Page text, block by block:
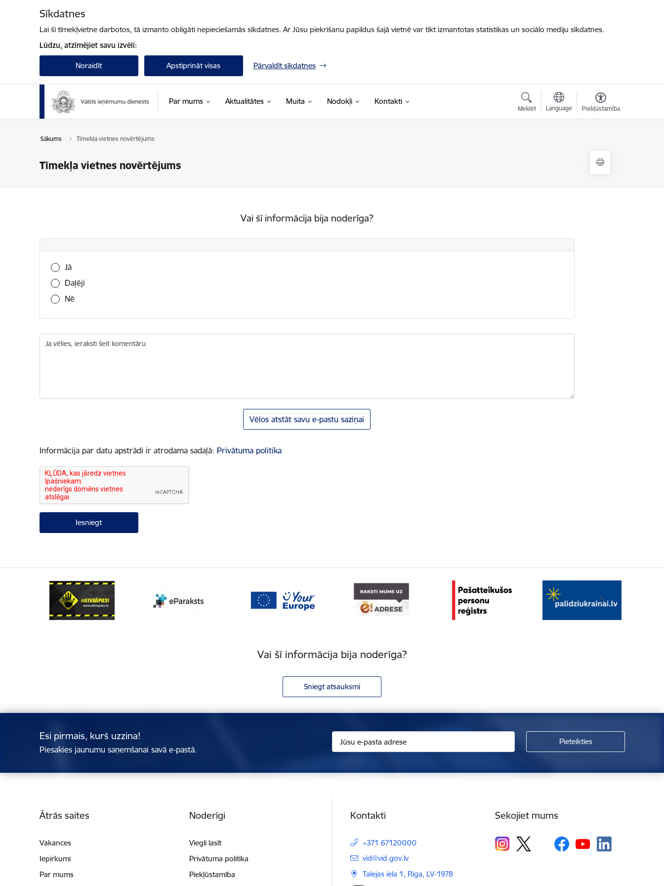
Sīkdatnes
Lai šī tīmekļvietne darbotos, tā izmanto obligāti nepieciešamās sīkdatnes. Ar Jūsu piekrišanu papildus šajā vietnē var tikt izmantotas statistikas un sociālo mediju sīkdatnes.
Lūdzu, atzīmējiet savu izvēli:
Noraidīt Apstiprināt visas Pārvaldīt sīkdatnes
Par mums Aktualitātes Muita Nodokļi Kontakti
Meklēt Language Piekļūstamība
Sākums Tīmekļa vietnes novērtējums
Tīmekļa vietnes novērtējums
Vai šī informācija bija noderīga?
Vai šī informācija bija noderīga?
Jā
Daļēji
Nē
Ja vēlies, ieraksti šeit komentāru
Vēlos atstāt savu e-pastu saziņai
Informācija par datu apstrādi ir atrodama sadaļā: Privātuma politika
Vai šī informācija bija noderīga?
Sniegt atsauksmi
Esi pirmais, kurš uzzina!
Piesakies jaunumu saņemšanai savā e-pastā.
Ātrās saites
Vakances
Iepirkumi
Par mums
Noderīgi
Viegli lasīt
Privātuma politika
Piekļūstamība
Kontakti
+371 67120000
E-pasts:
vid@vid.gov.lv
Talejas iela 1, Rīga, LV-1978
Sekojiet mums